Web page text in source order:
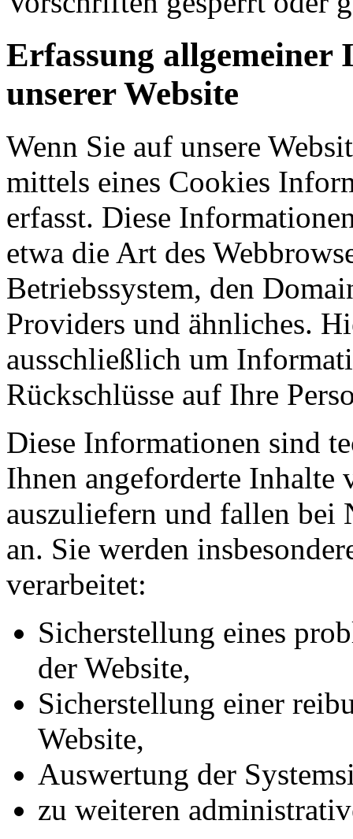
Erfassung allgemeiner
unserer Website
Wenn Sie auf unsere
mittels eines Cookies
erfasst. Diese
etwa die Art des
Betriebssystem, den
Providers und ähnliches.
ausschließlich um
Rückschlüsse auf Ihre
Diese Informationen sind
Ihnen angeforderte Inhalte
auszuliefern und fallen bei
an. Sie werden
verarbeitet:
Sicherstellung eines
der Website,
Sicherstellung einer
Website,
Auswertung der
zu weiteren